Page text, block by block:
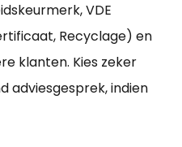
VDE
Recyclage) en
klanten. Kies zeker
adviesgesprek, indien